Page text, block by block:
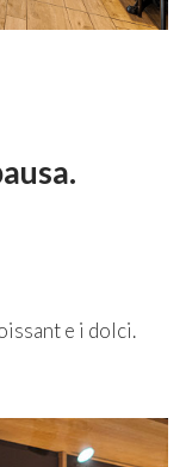
e i dolci.